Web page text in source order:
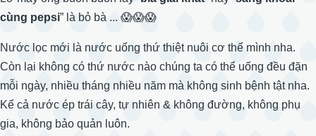
cùng pepsi” là bỏ bà ... 😱😱😱
Nước lọc mới là nước uống thứ thiệt nuôi cơ thể mình nha.
Còn lại không có thứ nước nào chúng ta có thể uống đều đặn
mỗi ngày, nhiều tháng nhiều năm mà không sinh bệnh tật nha.
Kể cả nước ép trái cây, tự nhiên & không đường, không phụ
gia, không bảo quản luôn.